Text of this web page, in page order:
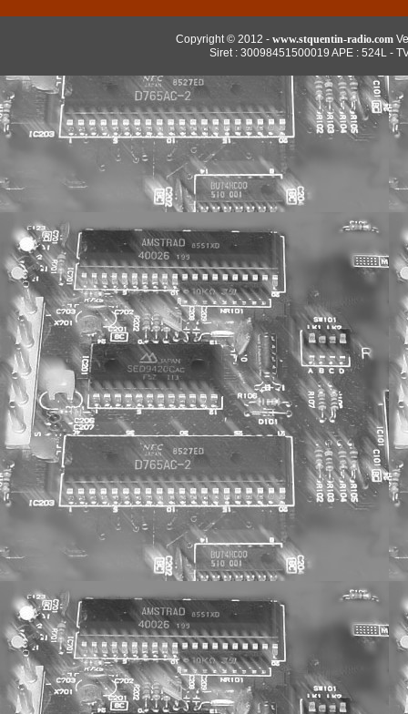
Copyright © 2012 - www.stquentin-radio.com
Siret : 30098451500019 APE : 524L -